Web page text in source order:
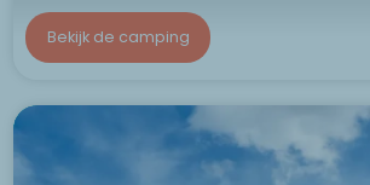
Bekijk de camping